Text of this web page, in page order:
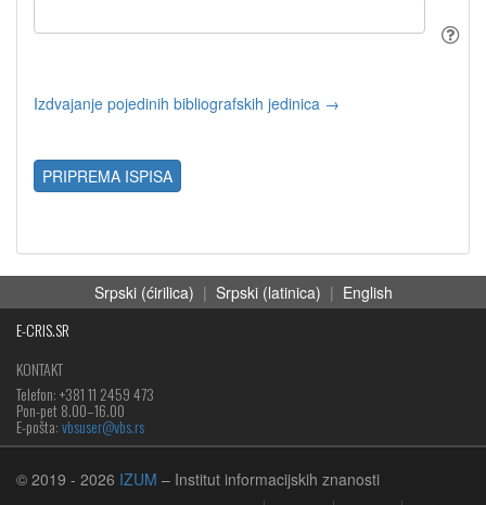
Izdvajanje pojedinih bibliografskih jedinica →
PRIPREMA ISPISA
Srpski (ćirilica) | Srpski (latinica) | English
E-CRIS.SR
KONTAKT
Telefon: +381 11 2459 473
Pon-pet 8.00–16.00
E-pošta:vbsuser@vbs.rs
© 2019 - 2026 IZUM – Institut informacijskih znanosti